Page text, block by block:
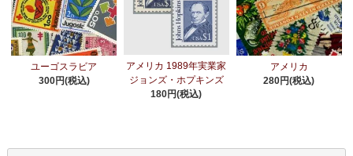
ユーゴスラビア
300円(税込)
アメリカ 1989年実業家
ジョンズ・ホプキンズ
180円(税込)
アメリカ
280円(税込)